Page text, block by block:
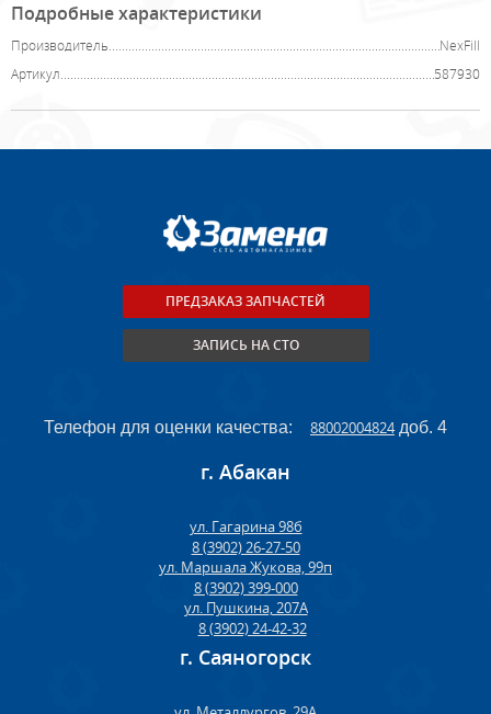
Подробные характеристики
Производитель
NexFill
Артикул
587930
ПРЕДЗАКАЗ ЗАПЧАСТЕЙ
ЗАПИСЬ НА СТО
Телефон для оценки качества: 88002004824доб. 4
г. Абакан
ул. Гагарина 98б
8 (3902) 26-27-50
ул. Маршала Жукова, 99п
8 (3902) 399-000
ул. Пушкина, 207А
8 (3902) 24-42-32
г. Саяногорск